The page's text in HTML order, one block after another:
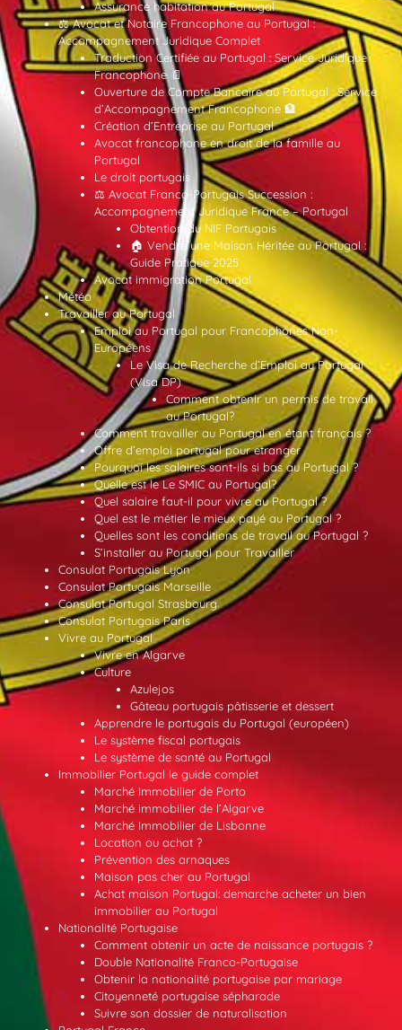
Assurance habitation au Portugal
⚖️ Avocat et Notaire Francophone au Portugal :
Accompagnement Juridique Complet
Traduction Certifiée au Portugal : Service Juridique
Francophone 📄
Ouverture de Compte Bancaire au Portugal : Service
d’Accompagnement Francophone 🏦
Création d’Entreprise au Portugal
Avocat francophone en droit de la famille au
Portugal
Le droit portugais
⚖️ Avocat Franco-Portugais Succession :
Accompagnement Juridique France – Portugal
Obtention du NIF Portugais
🏠 Vendre une Maison Héritée au Portugal :
Guide Pratique 2025
Avocat immigration Portugal
Météo
Travailler au Portugal
Emploi au Portugal pour Francophones Non-
Européens
Le Visa de Recherche d’Emploi au Portugal
(Visa DP)
Comment obtenir un permis de travail
au Portugal?
Comment travailler au Portugal en étant français ?
Offre d’emploi portugal pour etranger
Pourquoi les salaires sont-ils si bas au Portugal ?
Quelle est le Le SMIC au Portugal?
Quel salaire faut-il pour vivre au Portugal ?
Quel est le métier le mieux payé au Portugal ?
Quelles sont les conditions de travail au Portugal ?
S’installer au Portugal pour Travailler
Consulat Portugais Lyon
Consulat Portugais Marseille
Consulat Portugal Strasbourg
Consulat Portugais Paris
Vivre au Portugal
Vivre en Algarve
Culture
Azulejos
Gâteau portugais pâtisserie et dessert
Apprendre le portugais du Portugal (européen)
Le système fiscal portugais
Le système de santé au Portugal
Immobilier Portugal le guide complet
Marché Immobilier de Porto
Marché immobilier de l’Algarve
Marché Immobilier de Lisbonne
Location ou achat ?
Prévention des arnaques
Maison pas cher au Portugal
Achat maison Portugal: demarche acheter un bien
immobilier au Portugal
Nationalité Portugaise
Comment obtenir un acte de naissance portugais ?
Double Nationalité Franco-Portugaise
Obtenir la nationalité portugaise par mariage
Citoyenneté portugaise sépharade
Suivre son dossier de naturalisation